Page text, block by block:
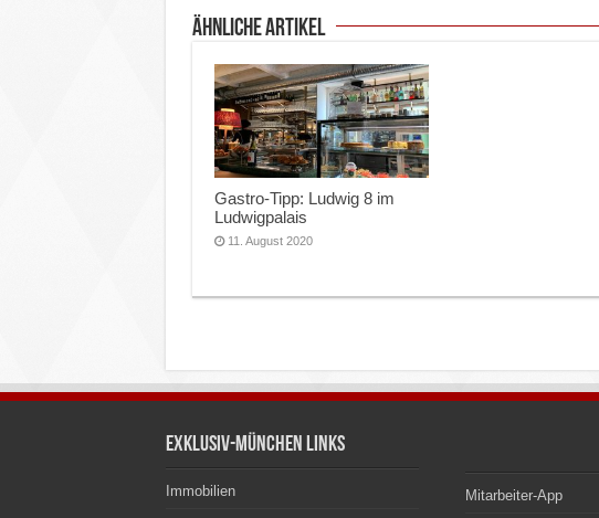
ähnliche Artikel
Gastro-Tipp: Ludwig 8 im
Ludwigpalais
11. August 2020
Exklusiv-München Links
Immobilien Mitarbeiter-App